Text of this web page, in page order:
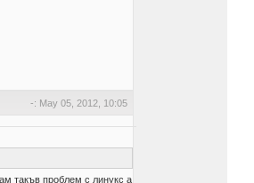
-: May 05, 2012, 10:05
такъв проблем с линукс а